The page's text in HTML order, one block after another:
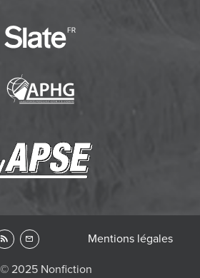
© 2025 Nonfiction
Mentions légales